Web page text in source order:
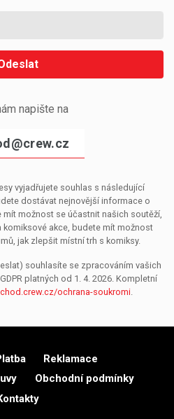
napište na
vyjadřujete souhlas s následující
dostávat nejnovější informace o
možnost se účastnit našich soutěží,
akce, budete mít možnost
jak zlepšit místní trh s komiksy.
souhlasíte se zpracováním vašich
platných od 1. 4. 2026. Kompletní
ochrana-soukromi.
Reklamace
Obchodní podmínky